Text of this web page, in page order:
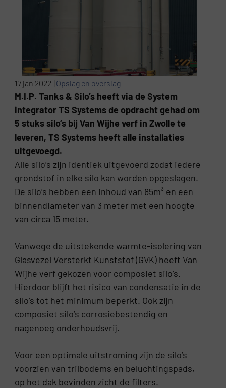
17 jan 2022 |Opslag en overslag
M.I.P. Tanks & Silo’s heeft via de System
integrator TS Systems de opdracht gehad om
5 stuks silo’s bij Van Wijhe verf in Zwolle te
leveren, TS Systems heeft alle installaties
uitgevoegd.
Alle silo’s zijn identiek uitgevoerd zodat iedere
grondstof in elke silo kan worden opgeslagen.
De silo’s hebben een inhoud van 85m³ en een
binnendiameter van 3 meter met een hoogte
van circa 15 meter.
Vanwege de uitstekende warmte-isolering van
Glasvezel Versterkt Kunststof (GVK) heeft Van
Wijhe verf gekozen voor composiet silo’s.
Hierdoor blijft het risico van condensatie in de
silo’s tot het minimum beperkt. Ook zijn
composiet silo’s corrosiebestendig en
nagenoeg onderhoudsvrij.
Voor een optimale uitstroming zijn de silo’s
voorzien van trilbodems en beluchtingspads,
op het dak bevinden zicht de filters.